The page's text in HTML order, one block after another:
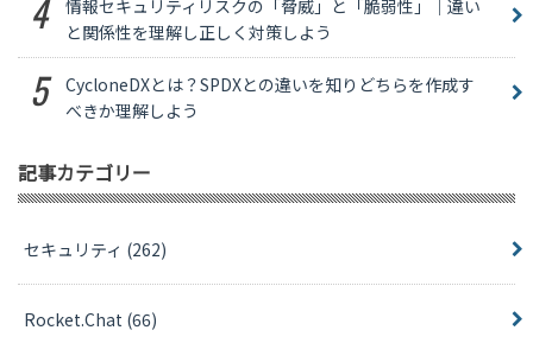
情報セキュリティリスクの「脅威」と「脆弱性」｜違い
と関係性を理解し正しく対策しよう
CycloneDXとは？SPDXとの違いを知りどちらを作成す
べきか理解しよう
記事カテゴリー
セキュリティ (262)
Rocket.Chat (66)